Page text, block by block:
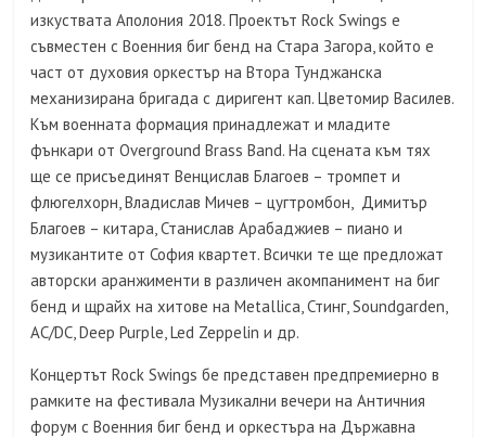
изкуствата Аполония 2018. Проектът Rock Swings e
съвместен с Военния биг бенд на Стара Загора, който е
част от духовия оркестър на Втора Тунджанска
механизирана бригада с диригент кап. Цветомир Василев.
Към военната формация принадлежат и младите
фънкари от Overground Brass Band. На сцената към тях
ще се присъединят Венцислав Благоев – тромпет и
флюгелхорн, Владислав Мичев – цугтромбон, Димитър
Благоев – китара, Станислав Арабаджиев – пиано и
музикантите от София квартет. Всички те ще предложат
авторски аранжименти в различен акомпанимент на биг
бенд и щрайх на хитове на Metallica, Стинг, Soundgarden,
AC/DC, Deep Purple, Led Zeppelin и др.
Концертът Rock Swings бе представен предпремиерно в
рамките на фестивала Музикални вечери на Античния
форум с Военния биг бенд и оркестъра на Държавна